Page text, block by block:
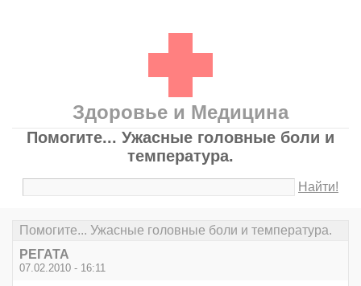
Здоровье и Медицина
Помогите... Ужасные головные боли и
температура.
Найти!
Помогите... Ужасные головные боли и температура.
РЕГАТА
07.02.2010 - 16:11